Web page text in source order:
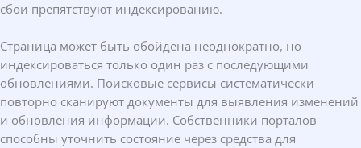
сбои препятствуют индексированию.
Страница может быть обойдена неоднократно, но
индексироваться только один раз с последующими
обновлениями. Поисковые сервисы систематически
повторно сканируют документы для выявления изменений
и обновления информации. Собственники порталов
способны уточнить состояние через средства для